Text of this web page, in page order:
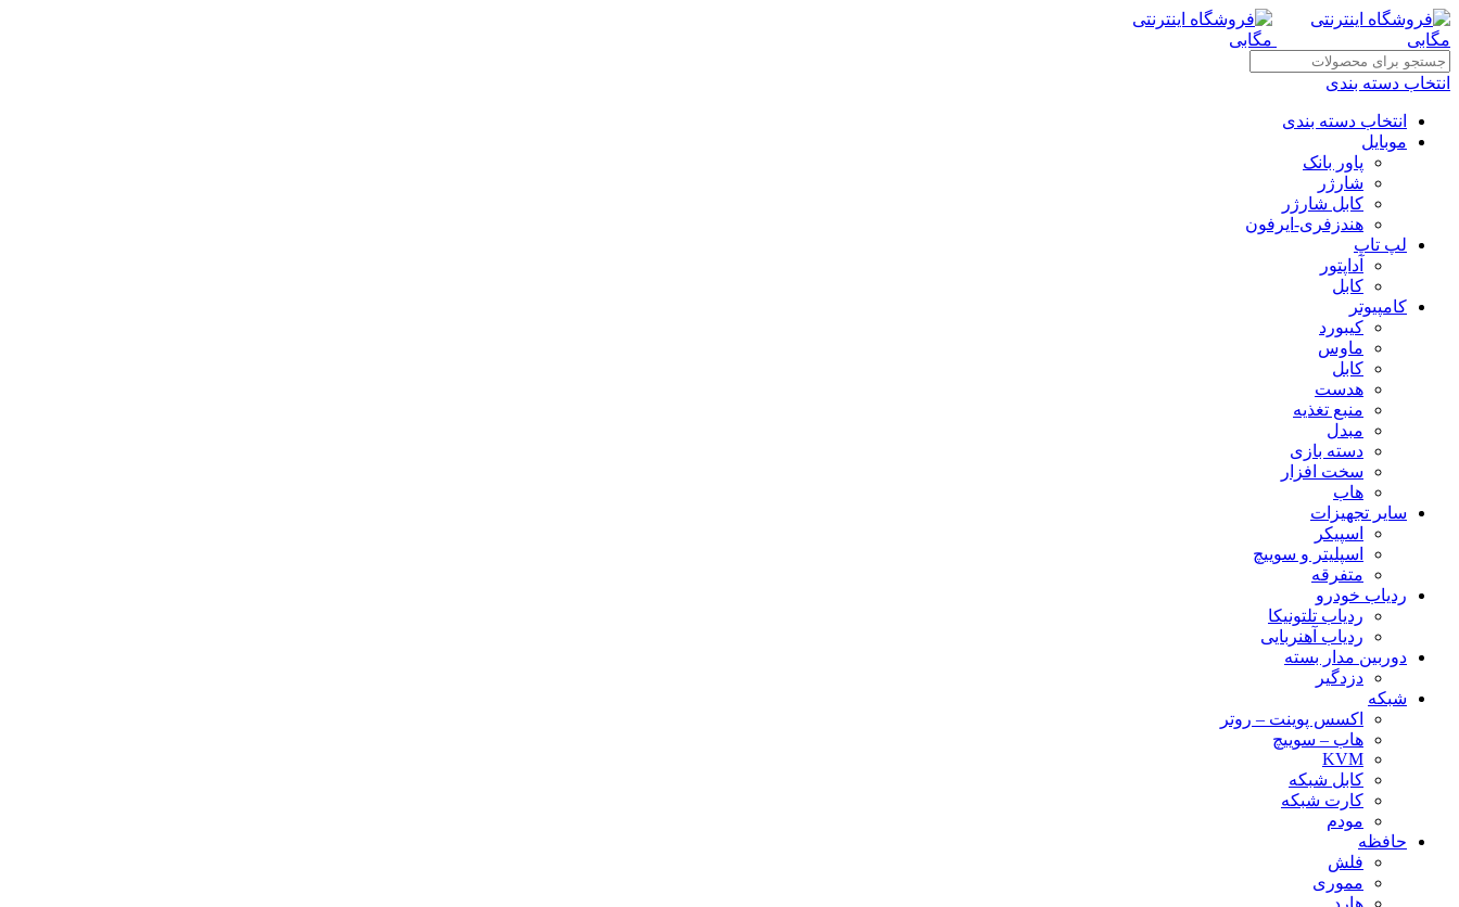
انتخاب دسته بندی
انتخاب دسته بندی
موبایل
پاور بانک
شارژر
کابل شارژر
هندزفری-ایرفون
لپ تاپ
آداپتور
کابل
کامپیوتر
کیبورد
ماوس
کابل
هدست
منبع تغذیه
مبدل
دسته بازی
سخت افزار
هاب
سایر تجهیزات
اسپیکر
اسپلیتر و سوییچ
متفرقه
ردیاب خودرو
ردیاب تلتونیکا
ردیاب آهنربایی
دوربین مدار بسته
دزدگیر
شبکه
اکسس پوینت – روتر
هاب – سوییچ
KVM
کابل شبکه
کارت شبکه
مودم
حافظه
فلش
مموری
هارد